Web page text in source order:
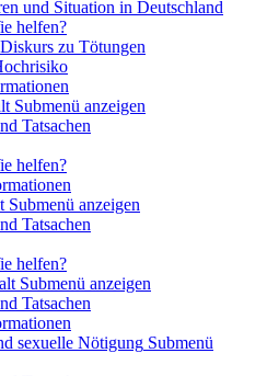
und Situation in Deutschland
helfen?
zu Tötungen
Submenü anzeigen
Tatsachen
helfen?
Submenü anzeigen
Tatsachen
helfen?
Submenü anzeigen
Tatsachen
sexuelle Nötigung Submenü